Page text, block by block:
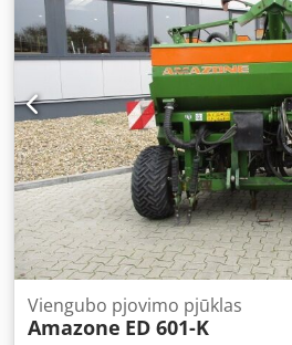
Viengubo pjovimo pjūklas
Amazone ED 601-K